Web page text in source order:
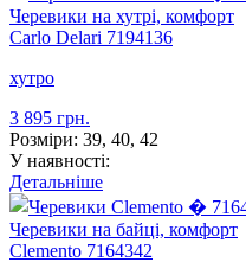
Черевики на хутрі, комфорт
Carlo Delari 7194136
хутро
3 895 грн.
Розміри: 39, 40, 42
У наявності:
Детальніше
Черевики на байці, комфорт
Clemento 7164342